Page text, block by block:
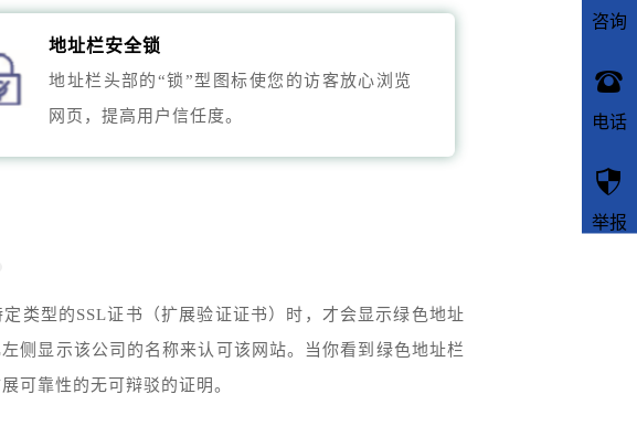
地址栏安全锁
地址栏头部的“锁”型图标使您的访客放心浏览
网页，提高用户信任度。
类型的SSL证书（扩展验证证书）时，才会显示绿色地址
侧显示该公司的名称来认可该网站。当你看到绿色地址栏
可靠性的无可辩驳的证明。
咨询

电话

举报